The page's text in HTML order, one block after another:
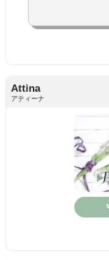
Attina
アティーナ